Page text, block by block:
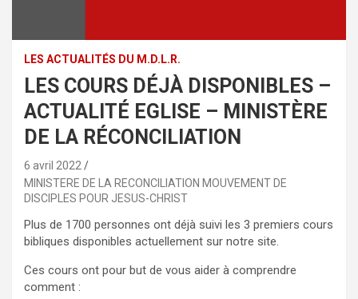
LES ACTUALITÉS DU M.D.L.R.
LES COURS DÉJÀ DISPONIBLES –
ACTUALITÉ EGLISE – MINISTÈRE
DE LA RÉCONCILIATION
6 avril 2022
MINISTERE DE LA RECONCILIATION MOUVEMENT DE
DISCIPLES POUR JESUS-CHRIST
Plus de 1700 personnes ont déjà suivi les 3 premiers cours
bibliques disponibles actuellement sur notre site.
Ces cours ont pour but de vous aider à comprendre
comment :